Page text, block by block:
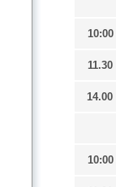
10:00
11.30
14.00
10:00